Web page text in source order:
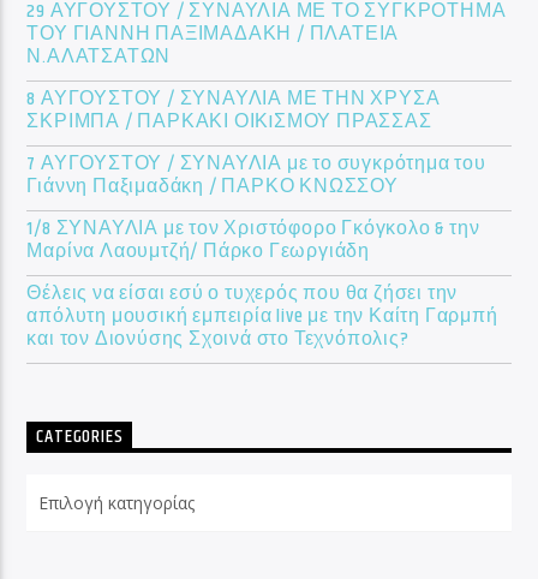
29 ΑΥΓΟΥΣΤΟΥ / ΣΥΝΑΥΛΙΑ ΜΕ ΤΟ ΣΥΓΚΡΟΤΗΜΑ
ΤΟΥ ΓΙΑΝΝΗ ΠΑΞΙΜΑΔΑΚΗ / ΠΛΑΤΕΙΑ
Ν.ΑΛΑΤΣΑΤΩΝ
8 ΑΥΓΟΥΣΤΟΥ / ΣΥΝΑΥΛΙΑ ΜΕ ΤΗΝ ΧΡΥΣΑ
ΣΚΡΙΜΠΑ / ΠΑΡΚΑΚΙ ΟΙΚIΣΜΟΥ ΠΡΑΣΣΑΣ
7 ΑΥΓΟΥΣΤΟΥ / ΣΥΝΑΥΛΙΑ με το συγκρότημα του
Γιάννη Παξιμαδάκη / ΠΑΡΚΟ ΚΝΩΣΣΟΥ
1/8 ΣΥΝΑΥΛΙΑ με τον Χριστόφορο Γκόγκολο & την
Μαρίνα Λαουμτζή/ Πάρκο Γεωργιάδη
Θέλεις να είσαι εσύ ο τυχερός που θα ζήσει την
απόλυτη μουσική εμπειρία live με την Καίτη Γαρμπή
και τον Διονύσης Σχοινά στο Τεχνόπολις?
CATEGORIES